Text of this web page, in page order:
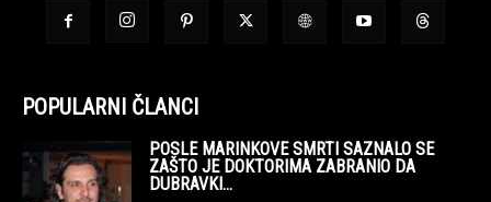
POPULARNI ČLANCI
POSLE MARINKOVE SMRTI SAZNALO SE
ZAŠTO JE DOKTORIMA ZABRANIO DA
DUBRAVKI...